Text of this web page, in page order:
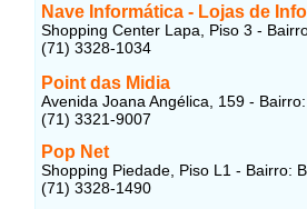
Nave Informática - Lojas de
Shopping Center Lapa, Piso 3 -
(71) 3328-1034
Point das Midia
Avenida Joana Angélica, 159 -
(71) 3321-9007
Pop Net
Shopping Piedade, Piso L1 - Bairro:
(71) 3328-1490